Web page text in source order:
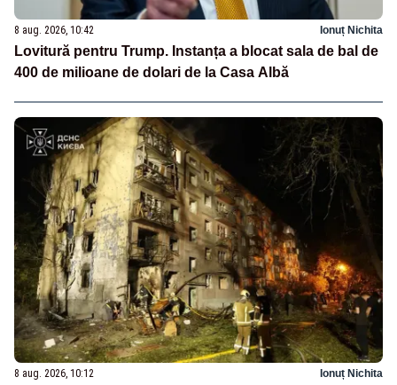
8 aug. 2026, 10:42 Ionuț Nichita
Lovitură pentru Trump. Instanța a blocat sala de bal de
400 de milioane de dolari de la Casa Albă
8 aug. 2026, 10:12 Ionuț Nichita